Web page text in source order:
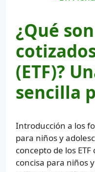
¿Qué
(ETF)?
sencilla
Introducción a los
para niños y
concepto de los
concisa para niños